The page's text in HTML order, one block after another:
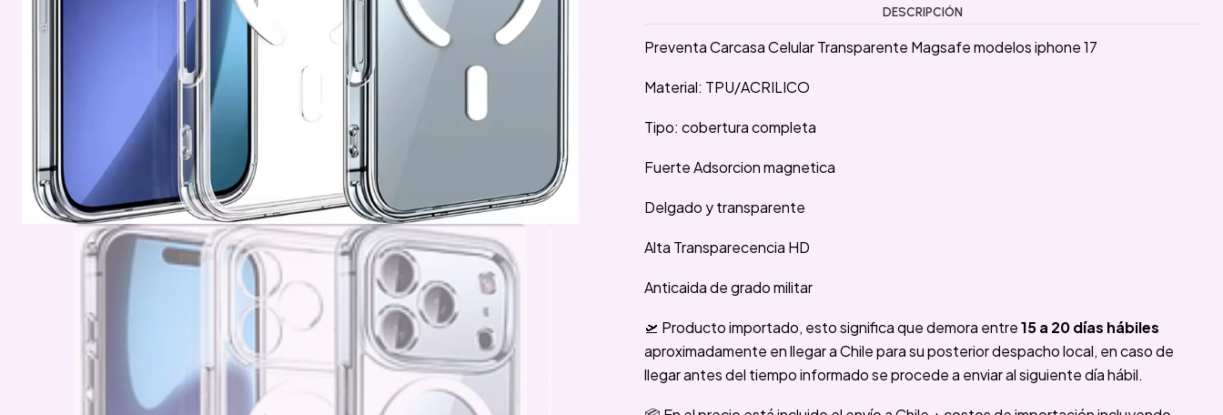
DESCRIPCIÓN
Preventa Carcasa Celular Transparente Magsafe modelos iphone 17
Material: TPU/ACRILICO
Tipo: cobertura completa
Fuerte Adsorcion magnetica
Delgado y transparente
Alta Transparecencia HD
Anticaida de grado militar
🛫 Producto importado, esto significa que demora entre15 a 20 días hábiles
aproximadamente en llegar a Chile para su posterior despacho local, en caso de
llegar antes del tiempo informado se procede a enviar al siguiente día hábil.